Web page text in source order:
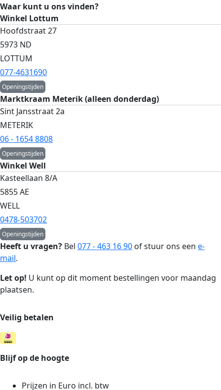
Waar kunt u ons vinden?
Winkel Lottum
Hoofdstraat 27
5973 ND
LOTTUM
077-4631690
Openingstijden
Marktkraam Meterik (alleen donderdag)
Sint Jansstraat 2a
METERIK
06 - 1654 8808
Openingstijden
Winkel Well
Kasteellaan 8/A
5855 AE
WELL
0478-503702
Openingstijden
Heeft u vragen? Bel 077 - 463 16 90 of stuur ons een e-
mail.
Let op! U kunt op dit moment bestellingen voor maandag
plaatsen.
Veilig betalen
Blijf op de hoogte
Prijzen in Euro incl. btw